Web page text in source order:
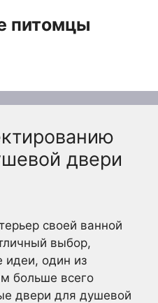
питомцы
двери
своей ванной
выбор,
идеи, один из
больше всего
двери для душевой